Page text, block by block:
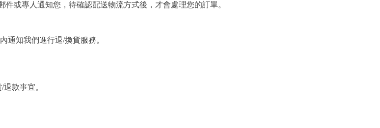
或專人通知您，待確認配送物流方式後，才會處理您的訂單。
通知我們進行退/換貨服務。
款事宜。